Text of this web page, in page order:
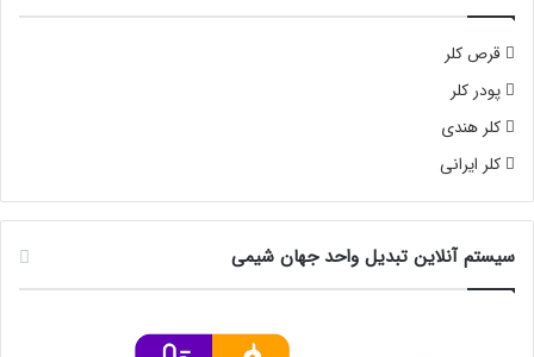
قرص کلر
پودر کلر
کلر هندی
کلر ایرانی
سیستم آنلاین تبدیل واحد جهان شیمی